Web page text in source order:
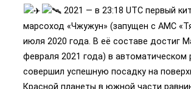
2021 — в 23:18 UTC первый
марсоход «Чжужун» (запущен с АМС
июля 2020 года. В её составе достиг
февраля 2021 года) в автоматическом
совершил успешную посадку на
Красной планеты в южной части